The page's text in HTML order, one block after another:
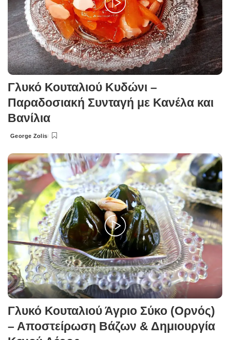
Γλυκό Κουταλιού Κυδώνι –
Παραδοσιακή Συνταγή με Κανέλα και
Βανίλια
Posted
George Zolis
Γλυκό Κουταλιού Άγριο Σύκο (Ορνός)
– Αποστείρωση Βάζων & Δημιουργία